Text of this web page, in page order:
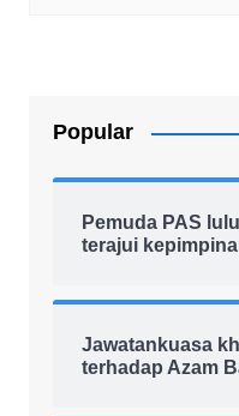
Popular
Pemuda PAS
terajui
Jawatankuasa
terhadap Azam